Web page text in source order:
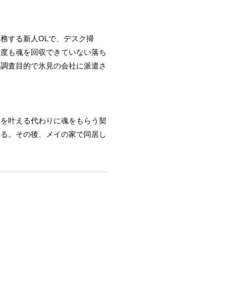
する新人OLで、デスク掃
も魂を回収できていない落ち
査目的で氷見の会社に派遣さ
叶える代わりに魂をもらう契
。その後、メイの家で同居し